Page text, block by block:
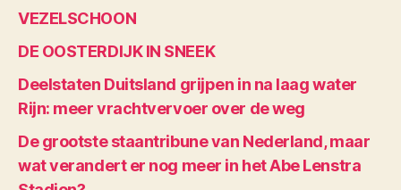
VEZELSCHOON
DE OOSTERDIJK IN SNEEK
Deelstaten Duitsland grijpen in na laag water
Rijn: meer vrachtvervoer over de weg
De grootste staantribune van Nederland, maar
wat verandert er nog meer in het Abe Lenstra